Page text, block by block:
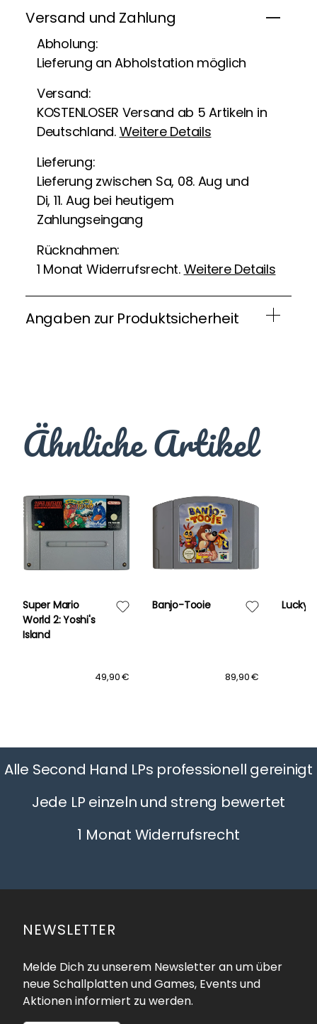
Versand und Zahlung
Abholung:
Lieferung an Abholstation möglich
Versand:
KOSTENLOSER Versand ab 5 Artikeln in
Deutschland. Weitere Details
Lieferung:
Lieferung zwischen Sa, 08. Aug und
Di, 11. Aug bei heutigem
Zahlungseingang
Rücknahmen:
1 Monat Widerrufsrecht. Weitere Details
Angaben zur Produktsicherheit
Ähnliche Artikel
Super Mario
World 2: Yoshi's
Island
49,90 €
Banjo-Tooie
89,90 €
Lucky
Alle Second Hand LPs professionell gereinigt
Jede LP einzeln und streng bewertet
1 Monat Widerrufsrecht
NEWSLETTER
Melde Dich zu unserem Newsletter an um über
neue Schallplatten und Games, Events und
Aktionen informiert zu werden.